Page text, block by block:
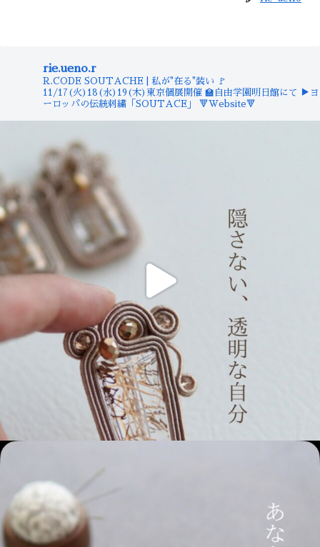
rie.ueno.r
R.CODE SOUTACHE | 私が"在る"装い 🚩
11/17(火)18(水)19(木)東京個展開催 🏫自由学園明日館にて
▶︎ヨ
ーロッパの伝統刺繍「SOUTACE」
🔻Website🔻